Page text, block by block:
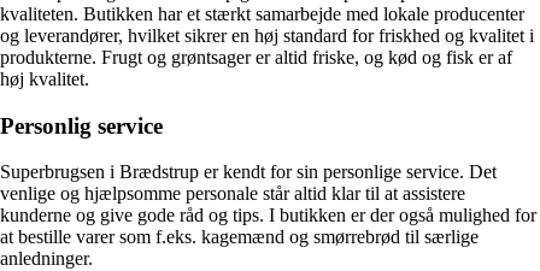
kvaliteten. Butikken har et stærkt samarbejde med lokale producenter
og leverandører, hvilket sikrer en høj standard for friskhed og kvalitet i
produkterne. Frugt og grøntsager er altid friske, og kød og fisk er af
høj kvalitet.
Personlig service
Superbrugsen i Brædstrup er kendt for sin personlige service. Det
venlige og hjælpsomme personale står altid klar til at assistere
kunderne og give gode råd og tips. I butikken er der også mulighed for
at bestille varer som f.eks. kagemænd og smørrebrød til særlige
anledninger.